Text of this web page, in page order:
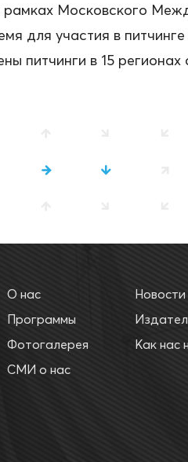
Московского
для участия в
питчинги в 15
О нас
Программы
Фотогалерея
СМИ о нас
Новости
Как нас